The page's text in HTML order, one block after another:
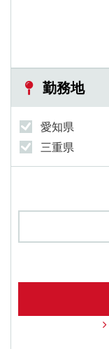
勤務地
愛知県
三重県